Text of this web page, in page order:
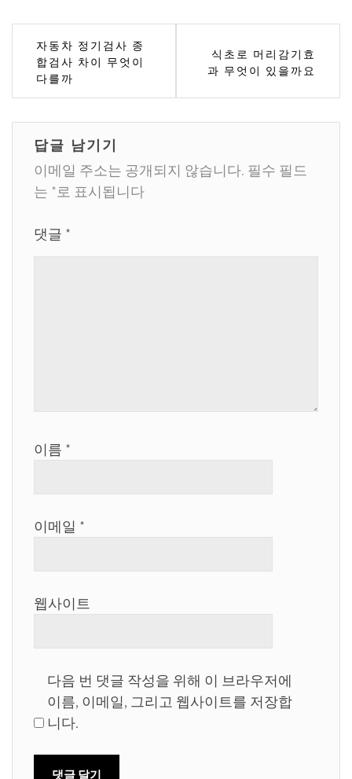
색
자동차 정기검사 종
합검사 차이 무엇이
다를까
식초로 머리감기효
과 무엇이 있을까요
답글 남기기
이메일 주소는 공개되지 않습니다. 필수 필드
는 *로 표시됩니다
댓글 *
이름 *
이메일 *
웹사이트
다음 번 댓글 작성을 위해 이 브라우저에
이름, 이메일, 그리고 웹사이트를 저장합
니다.